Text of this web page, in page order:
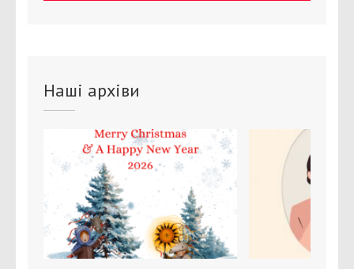
Наші архіви